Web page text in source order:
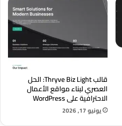
قالب Thryve Biz Light: الحل
العصري لبناء مواقع الأعمال
الاحترافية على WordPress
يونيو 17, 2026